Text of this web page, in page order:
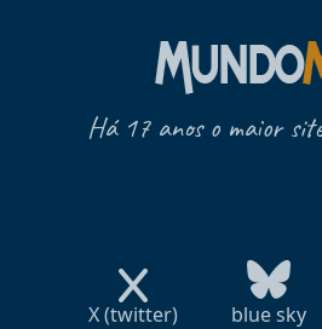
Há 17 anos o maior
X (twitter) blue sky